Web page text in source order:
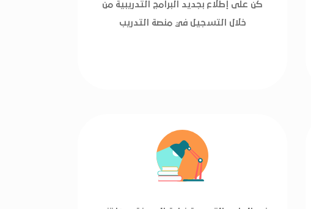
كن على إطلاع بجديد البرامج التدريبية من
خلال التسجيل في منصة التدريب